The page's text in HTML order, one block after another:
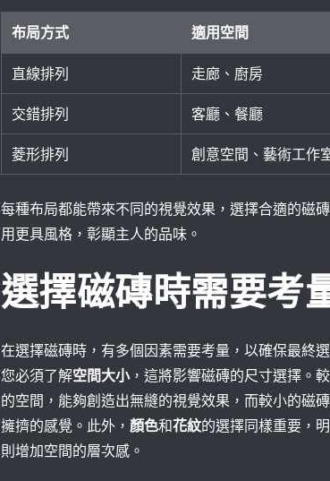
布局方式 適用空間
直線排列 走廊、廚房
交錯排列 客廳、餐廳
菱形排列 創意空間、藝術工作
每種布局都能帶來不同的視覺效果，選擇合適的磁
用更具風格，彰顯主人的品味。
選擇磁磚時需要考
在選擇磁磚時，有多個因素需要考量，以確保最終
您必須了解空間大小，這將影響磁磚的尺寸選擇。
的空間，能夠創造出無縫的視覺效果，而較小的磁
擁擠的感覺。此外， 顏色和花紋的選擇同樣重要，
則增加空間的層次感。